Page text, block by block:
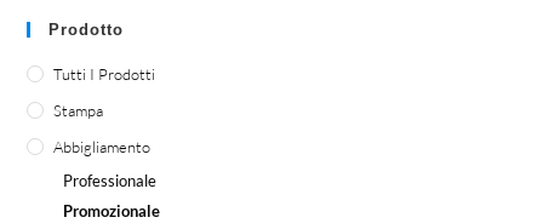
Prodotto
Tutti I Prodotti
Stampa
Abbigliamento
Professionale
Promozionale